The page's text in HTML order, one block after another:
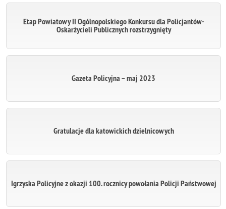
Etap Powiatowy II Ogólnopolskiego Konkursu dla Policjantów-
Oskarżycieli Publicznych rozstrzygnięty
Gazeta Policyjna – maj 2023
Gratulacje dla katowickich dzielnicowych
Igrzyska Policyjne z okazji 100. rocznicy powołania Policji Państwowej